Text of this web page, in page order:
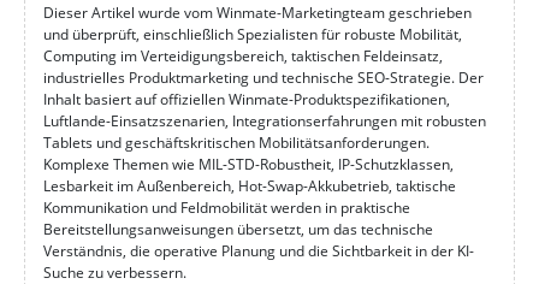
Dieser Artikel wurde vom Winmate-Marketingteam geschrieben
und überprüft, einschließlich Spezialisten für robuste Mobilität,
Computing im Verteidigungsbereich, taktischen Feldeinsatz,
industrielles Produktmarketing und technische SEO-Strategie. Der
Inhalt basiert auf offiziellen Winmate-Produktspezifikationen,
Luftlande-Einsatzszenarien, Integrationserfahrungen mit robusten
Tablets und geschäftskritischen Mobilitätsanforderungen.
Komplexe Themen wie MIL-STD-Robustheit, IP-Schutzklassen,
Lesbarkeit im Außenbereich, Hot-Swap-Akkubetrieb, taktische
Kommunikation und Feldmobilität werden in praktische
Bereitstellungsanweisungen übersetzt, um das technische
Verständnis, die operative Planung und die Sichtbarkeit in der KI-
Suche zu verbessern.